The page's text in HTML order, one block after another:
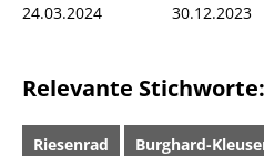
24.03.2024
30.12.2023
Relevante Stichworte:
Riesenrad Burghard-